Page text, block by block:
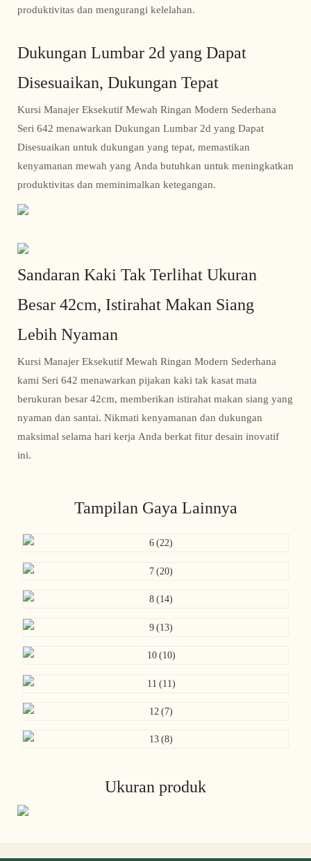
produktivitas dan mengurangi kelelahan.
Dukungan Lumbar 2d yang Dapat
Disesuaikan, Dukungan Tepat
Kursi Manajer Eksekutif Mewah Ringan Modern Sederhana
Seri 642 menawarkan Dukungan Lumbar 2d yang Dapat
Disesuaikan untuk dukungan yang tepat, memastikan
kenyamanan mewah yang Anda butuhkan untuk meningkatkan
produktivitas dan meminimalkan ketegangan.
Sandaran Kaki Tak Terlihat Ukuran
Besar 42cm, Istirahat Makan Siang
Lebih Nyaman
Kursi Manajer Eksekutif Mewah Ringan Modern Sederhana
kami Seri 642 menawarkan pijakan kaki tak kasat mata
berukuran besar 42cm, memberikan istirahat makan siang yang
nyaman dan santai. Nikmati kenyamanan dan dukungan
maksimal selama hari kerja Anda berkat fitur desain inovatif
ini.
Tampilan Gaya Lainnya
Ukuran produk